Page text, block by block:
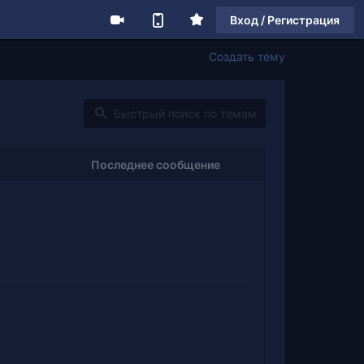
Вход / Регистрация
Создать тему
Последнее сообщение